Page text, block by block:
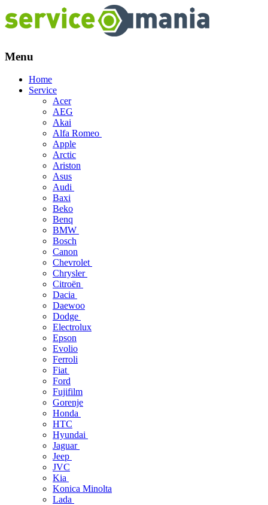
Menu
Skip
Home
Service
Acer
AEG
Akai
Alfa Romeo
Apple
Arctic
Ariston
Asus
Audi
Baxi
Beko
Benq
BMW
Bosch
Canon
Chevrolet
Chrysler
Citroën
Dacia
Daewoo
Dodge
Electrolux
Epson
Evolio
Ferroli
Fiat
Ford
Fujifilm
Gorenje
Honda
HTC
Hyundai
Jaguar
Jeep
JVC
Kia
Konica Minolta
Lada